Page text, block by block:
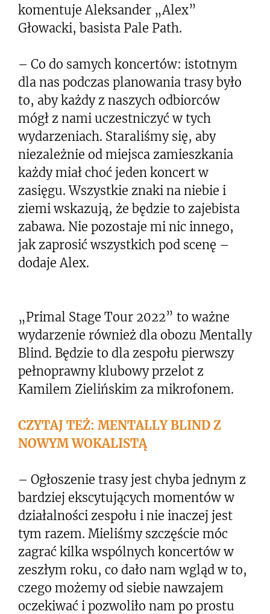
komentuje Aleksander „Alex”
Głowacki, basista Pale Path.
– Co do samych koncertów: istotnym
dla nas podczas planowania trasy było
to, aby każdy z naszych odbiorców
mógł z nami uczestniczyć w tych
wydarzeniach. Staraliśmy się, aby
niezależnie od miejsca zamieszkania
każdy miał choć jeden koncert w
zasięgu. Wszystkie znaki na niebie i
ziemi wskazują, że będzie to zajebista
zabawa. Nie pozostaje mi nic innego,
jak zaprosić wszystkich pod scenę –
dodaje Alex.
„Primal Stage Tour 2022” to ważne
wydarzenie również dla obozu Mentally
Blind. Będzie to dla zespołu pierwszy
pełnoprawny klubowy przelot z
Kamilem Zielińskim za mikrofonem.
CZYTAJ TEŻ: MENTALLY BLIND Z
NOWYM WOKALISTĄ
– Ogłoszenie trasy jest chyba jednym z
bardziej ekscytujących momentów w
działalności zespołu i nie inaczej jest
tym razem. Mieliśmy szczęście móc
zagrać kilka wspólnych koncertów w
zeszłym roku, co dało nam wgląd w to,
czego możemy od siebie nawzajem
oczekiwać i pozwoliło nam po prostu